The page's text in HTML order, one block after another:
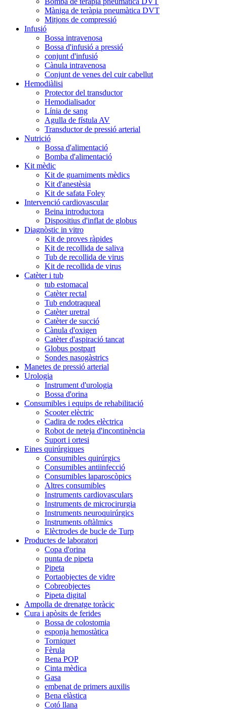
Màniga de teràpia pneumàtica DVT
Mitjons de compressió
Infusió
Bossa intravenosa
Bossa d'infusió a pressió
conjunt d'infusió
Cànula intravenosa
Conjunt de venes del cuir cabellut
Hemodiàlisi
Protector del transductor
Hemodialisador
Línia de sang
Agulla de fístula AV
Transductor de pressió arterial
Nutrició
Bossa d'alimentació
Bomba d'alimentació
Kit mèdic
Kit de guarniments mèdics
Kit d'anestèsia
Kit de safata Foley
Intervenció cardiovascular
Beina introductora
Dispositius d'inflat de globus
Diagnòstic in vitro
Kit de proves ràpides
Kit de recollida de saliva
Tub de recollida de virus
Kit de recollida de virus
Catèter i tub
tub estomacal
Catèter rectal
Tub endotraqueal
Catèter uretral
Catèter de succió
Cànula d'oxigen
Catèter d'aspiració tancat
Globus postpart
Sondes nasogàstrics
Manetes de pressió arterial
Urologia
Instrument d'urologia
Bossa d'orina
Consumibles i equips de rehabilitació
Scooter elèctric
Cadira de rodes elèctrica
Robot de neteja d'incontinència
Suport i ortesi
Eines quirúrgiques
Consumibles quirúrgics
Consumibles antiinfecció
Consumibles laparoscòpics
Altres consumibles
Instruments cardiovasculars
Instruments de microcirurgia
Instruments neuroquirúrgics
Instruments oftàlmics
Elèctrodes de bucle de Turp
Productes de laboratori
Copa d'orina
punta de pipeta
Pipeta
Portaobjectes de vidre
Cobreobjectes
Pipeta digital
Ampolla de drenatge toràcic
Cura i apòsits de ferides
Bossa de colostomia
esponja hemostàtica
Torniquet
Fèrula
Bena POP
Cinta mèdica
Gasa
embenat de primers auxilis
Bena elàstica
Cotó llana